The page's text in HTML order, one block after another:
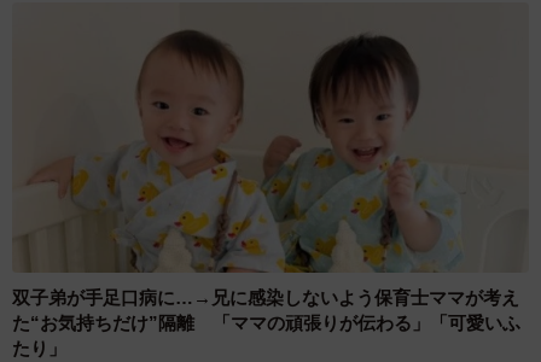
双子弟が手足口病に…→兄に感染しないよう保育士ママが考え
た“お気持ちだけ”隔離 「ママの頑張りが伝わる」「可愛いふ
たり」